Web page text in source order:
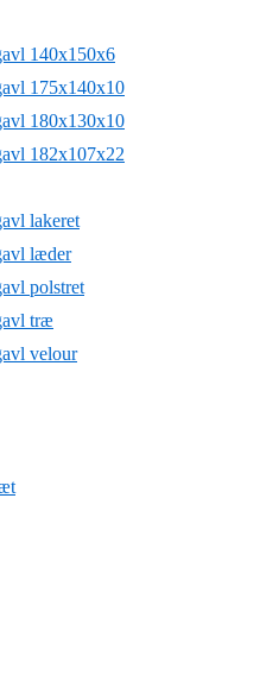
140x150x6
175x140x10
180x130x10
182x107x22
lakeret
læder
polstret
træ
velour